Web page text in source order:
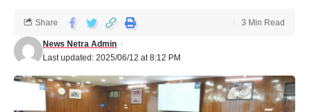
Last updated: 2025/06/12 at 8:12 PM
News Netra Admin
Share 3 Min Read